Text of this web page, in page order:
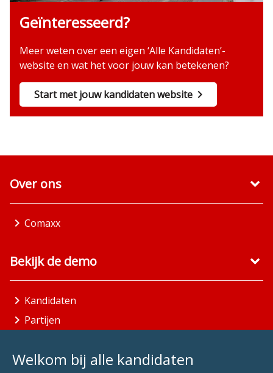
Geïnteresseerd?
Meer weten over een eigen ‘Alle Kandidaten’-
website en wat het voor jouw kan betekenen?
Start met jouw kandidaten website
Welkom bij alle kandidaten
Over ons
Comaxx
Bekijk de demo
Kandidaten
Partijen
Aandachtsgebieden